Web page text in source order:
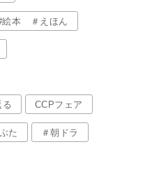
絵本 ＃えほん
る CCPフェア
た ＃朝ドラ